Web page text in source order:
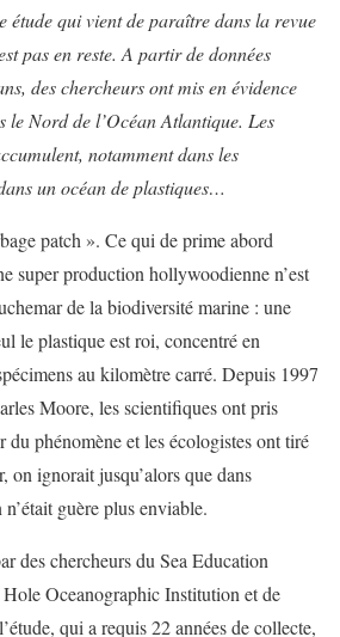
étude qui vient de paraître dans la revue
pas en reste. A partir de données
des chercheurs ont mis en évidence
le Nord de l’Océan Atlantique. Les
notamment dans les
un océan de plastiques…
patch ». Ce qui de prime abord
super production hollywoodienne n’est
de la biodiversité marine : une
le plastique est roi, concentré en
au kilomètre carré. Depuis 1997
Moore, les scientifiques ont pris
du phénomène et les écologistes ont tiré
on ignorait jusqu’alors que dans
guère plus enviable.
des chercheurs du Sea Education
Oceanographic Institution et de
qui a requis 22 années de collecte,